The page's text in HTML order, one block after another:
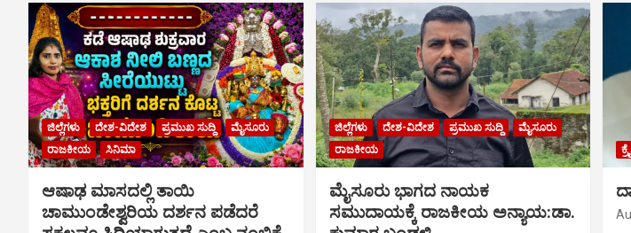
ಜಿಲ್ಲೆಗಳು ದೇಶ-ವಿದೇಶ ಪ್ರಮುಖ ಸುದ್ದಿ
ಮೈಸೂರು
ರಾಜಕೀಯ
ಸಿನಿಮಾ
ಆಷಾಢ ಮಾಸದಲ್ಲಿ ತಾಯಿ
ಚಾಮುಂಡೇಶ್ವರಿಯ ದರ್ಶನ ಪಡೆದರೆ
ಜಿಲ್ಲೆಗಳು ದೇಶ-ವಿದೇಶ ಪ್ರಮುಖ ಸುದ್ದಿ
ಮೈಸೂರು
ರಾಜಕೀಯ
ಮೈಸೂರು ಭಾಗದ ನಾಯಕ
ಸಮುದಾಯಕ್ಕೆ ರಾಜಕೀಯ ಅನ್ಯಾಯ:ಡಾ.